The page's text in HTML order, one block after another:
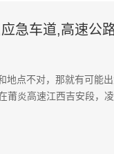
急车道,高速公
地点不对，那就有可能
莆炎高速江西吉安段，